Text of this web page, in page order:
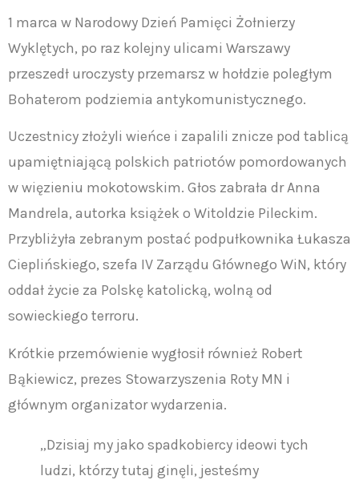
1 marca w Narodowy Dzień Pamięci Żołnierzy
Wyklętych, po raz kolejny ulicami Warszawy
przeszedł uroczysty przemarsz w hołdzie poległym
Bohaterom podziemia antykomunistycznego.
Uczestnicy złożyli wieńce i zapalili znicze pod tablicą
upamiętniającą polskich patriotów pomordowanych
w więzieniu mokotowskim. Głos zabrała dr Anna
Mandrela, autorka książek o Witoldzie Pileckim.
Przybliżyła zebranym postać podpułkownika Łukasza
Cieplińskiego, szefa IV Zarządu Głównego WiN, który
oddał życie za Polskę katolicką, wolną od
sowieckiego terroru.
Krótkie przemówienie wygłosił również Robert
Bąkiewicz, prezes Stowarzyszenia Roty MN i
głównym organizator wydarzenia.
„Dzisiaj my jako spadkobiercy ideowi tych
ludzi, którzy tutaj ginęli, jesteśmy